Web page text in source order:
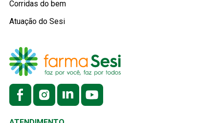
Corridas do bem
Atuação do Sesi